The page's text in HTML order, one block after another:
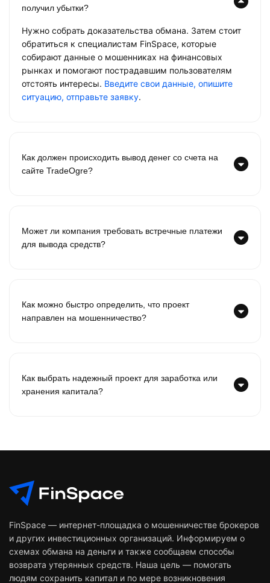
получил убытки?
Нужно собрать доказательства обмана. Затем стоит
обратиться к специалистам FinSpace, которые
собирают данные о мошенниках на финансовых
рынках и помогают пострадавшим пользователям
отстоять интересы. Введите свои данные, опишите
ситуацию, отправьте заявку.
Как должен происходить вывод денег со счета на
сайте TradeOgre?
Может ли компания требовать встречные платежи
для вывода средств?
Как можно быстро определить, что проект
направлен на мошенничество?
Как выбрать надежный проект для заработка или
хранения капитала?
FinSpace — интернет-площадка о мошенничестве брокеров
и других инвестиционных организаций. Информируем о
схемах обмана на деньги и также сообщаем способы
возврата утерянных средств. Наша цель — помогать
людям сохранить капитал и по мере возникновения